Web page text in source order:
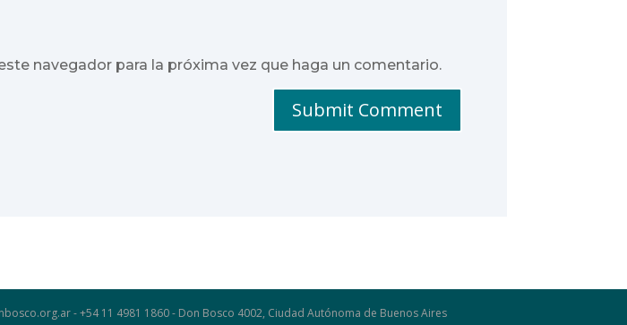
navegador para la próxima vez que haga un comentario.
Submit Comment
- +54 11 4981 1860 - Don Bosco 4002, Ciudad Autónoma de Buenos Aires